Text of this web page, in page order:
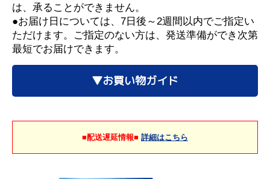
は、承ることができません。
●お届け日については、7日後～2週間以内でご指定い
ただけます。ご指定のない方は、発送準備ができ次第
最短でお届けできます。
▼お買い物ガイド
■配送遅延情報■ 詳細はこちら